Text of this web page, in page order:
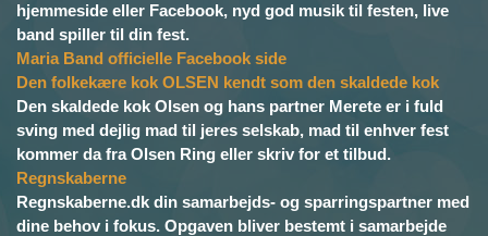
hjemmeside eller Facebook, nyd god musik til festen, live
band spiller til din fest.
Maria Band officielle Facebook side
Den folkekære kok OLSEN kendt som den skaldede kok
Den skaldede kok Olsen og hans partner Merete er i fuld
sving med dejlig mad til jeres selskab, mad til enhver fest
kommer da fra Olsen Ring eller skriv for et tilbud.
Regnskaberne
Regnskaberne.dk din samarbejds- og sparringspartner med
dine behov i fokus. Opgaven bliver bestemt i samarbejde